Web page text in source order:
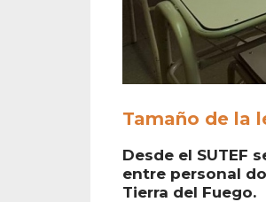
Tamaño de la
Desde el SUTEF
entre personal
Tierra del Fuego.